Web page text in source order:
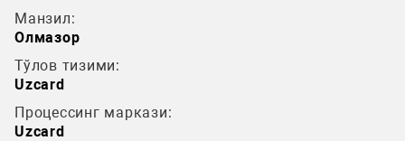
Манзил:
Олмазор
Тўлов тизими:
Uzcard
Процессинг маркази:
Uzcard